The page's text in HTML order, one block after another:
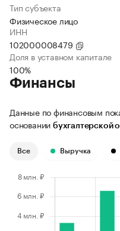
Тип субъекта
Физическое лицо
ИНН
102000008479
Доля в уставном капитале
100%
Финансы
Данные по финансовым
основании бухгалтерской
Все Выручка